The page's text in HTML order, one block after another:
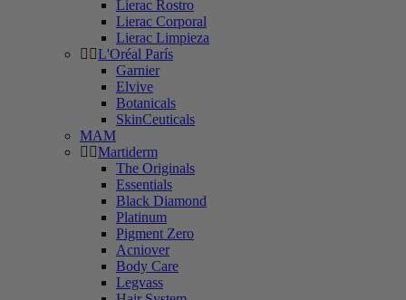
Lierac Rostro
Lierac Corporal
Lierac Limpieza
L'Oréal París
Garnier
Elvive
Botanicals
SkinCeuticals
MAM
Martiderm
The Originals
Essentials
Black Diamond
Platinum
Pigment Zero
Acniover
Body Care
Legvass